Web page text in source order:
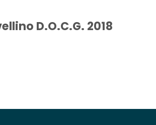
D.O.C.G. 2018